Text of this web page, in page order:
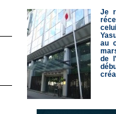
Je
au
de